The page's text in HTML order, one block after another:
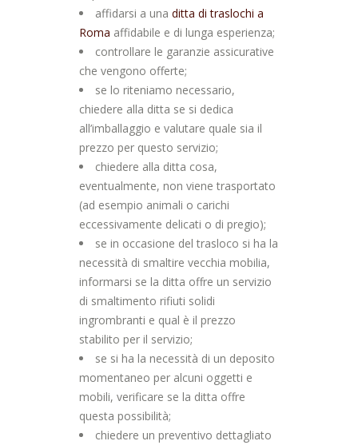
affidarsi a una ditta di traslochi a
Roma affidabile e di lunga esperienza;
controllare le garanzie assicurative
che vengono offerte;
se lo riteniamo necessario,
chiedere alla ditta se si dedica
all’imballaggio e valutare quale sia il
prezzo per questo servizio;
chiedere alla ditta cosa,
eventualmente, non viene trasportato
(ad esempio animali o carichi
eccessivamente delicati o di pregio);
se in occasione del trasloco si ha la
necessità di smaltire vecchia mobilia,
informarsi se la ditta offre un servizio
di smaltimento rifiuti solidi
ingrombranti e qual è il prezzo
stabilito per il servizio;
se si ha la necessità di un deposito
momentaneo per alcuni oggetti e
mobili, verificare se la ditta offre
questa possibilità;
chiedere un preventivo dettagliato